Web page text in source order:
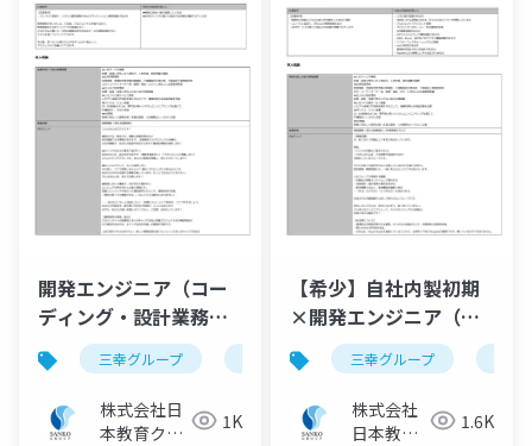
開発エンジニア（コー
ディング・設計業務）
募集要項｜三幸グルー
プ【株式会社日本教育
クリエイト】
三幸グループ 日本教育クリエイト 採用ピッチ資料
株式会社日
本教育クリ
1K
【希少】自社内製初期
×開発エンジニア（要
件定義～設計の上流ポ
ジション）｜三幸グル
ープ【株式会社日本教
育クリエイト】
三幸グループ
株式会社
日本教育
1.6K